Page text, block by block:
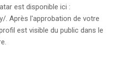
est disponible ici :
Après l'approbation de votre
est visible du public dans le